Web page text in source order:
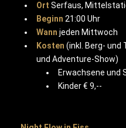
Ort Serfaus,
Beginn 21:00 Uhr
Wann jeden Mittwoch
Kosten (inkl. Berg- und
und Adventure-Show)
Erwachsene und
Kinder € 9,--